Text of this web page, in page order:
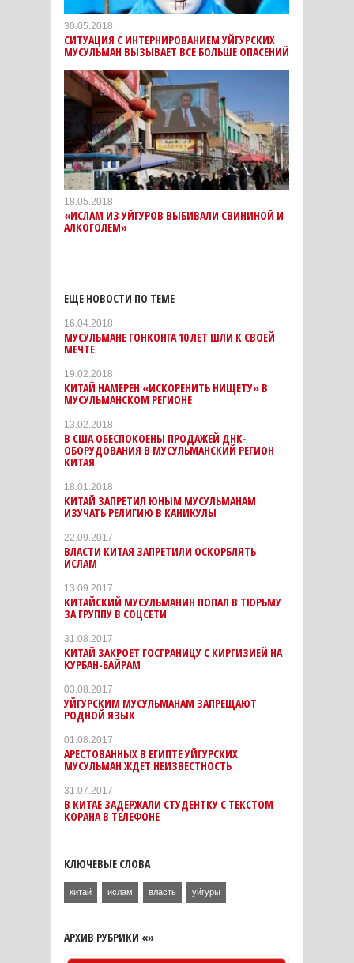
30.05.2018
СИТУАЦИЯ С ИНТЕРНИРОВАНИЕМ УЙГУРСКИХ
МУСУЛЬМАН ВЫЗЫВАЕТ ВСЕ БОЛЬШЕ ОПАСЕНИЙ
18.05.2018
«ИСЛАМ ИЗ УЙГУРОВ ВЫБИВАЛИ СВИНИНОЙ И
АЛКОГОЛЕМ»
ЕЩЕ НОВОСТИ ПО ТЕМЕ
16.04.2018
МУСУЛЬМАНЕ ГОНКОНГА 10 ЛЕТ ШЛИ К СВОЕЙ
МЕЧТЕ
19.02.2018
КИТАЙ НАМЕРЕН «ИСКОРЕНИТЬ НИЩЕТУ» В
МУСУЛЬМАНСКОМ РЕГИОНЕ
13.02.2018
В США ОБЕСПОКОЕНЫ ПРОДАЖЕЙ ДНК-
ОБОРУДОВАНИЯ В МУСУЛЬМАНСКИЙ РЕГИОН
КИТАЯ
18.01.2018
КИТАЙ ЗАПРЕТИЛ ЮНЫМ МУСУЛЬМАНАМ
ИЗУЧАТЬ РЕЛИГИЮ В КАНИКУЛЫ
22.09.2017
ВЛАСТИ КИТАЯ ЗАПРЕТИЛИ ОСКОРБЛЯТЬ
ИСЛАМ
13.09.2017
КИТАЙСКИЙ МУСУЛЬМАНИН ПОПАЛ В ТЮРЬМУ
ЗА ГРУППУ В СОЦСЕТИ
31.08.2017
КИТАЙ ЗАКРОЕТ ГОСГРАНИЦУ С КИРГИЗИЕЙ НА
КУРБАН-БАЙРАМ
03.08.2017
УЙГУРСКИМ МУСУЛЬМАНАМ ЗАПРЕЩАЮТ
РОДНОЙ ЯЗЫК
01.08.2017
АРЕСТОВАННЫХ В ЕГИПТЕ УЙГУРСКИХ
МУСУЛЬМАН ЖДЕТ НЕИЗВЕСТНОСТЬ
31.07.2017
В КИТАЕ ЗАДЕРЖАЛИ СТУДЕНТКУ С ТЕКСТОМ
КОРАНА В ТЕЛЕФОНЕ
КЛЮЧЕВЫЕ СЛОВА
китай ислам власть уйгуры
АРХИВ РУБРИКИ «»